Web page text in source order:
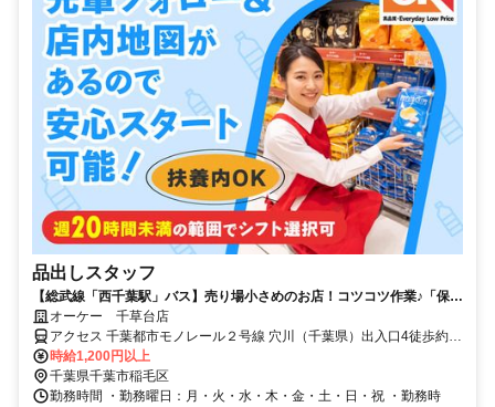
品出しスタッフ
【総武線「西千葉駅」バス】売り場小さめのお店！コツコツ作業♪「保育
園に預けている間に」「放課後で」などシフト応相談◎高校生もOK！
オーケー 千草台店
アクセス 千葉都市モノレール２号線 穴川（千葉県）出入口4徒歩約
10分、千葉都市モノレール２号線 天台徒歩約11分、千葉都市モノレ
ール２号線 スポーツセンター出入口2徒歩約15分 総武線「西千葉
駅」よりバス＊自転車通勤OK
時給1,200円以上
千葉県千葉市稲毛区
勤務時間 ・勤務曜日：月・火・水・木・金・土・日・祝 ・勤務時